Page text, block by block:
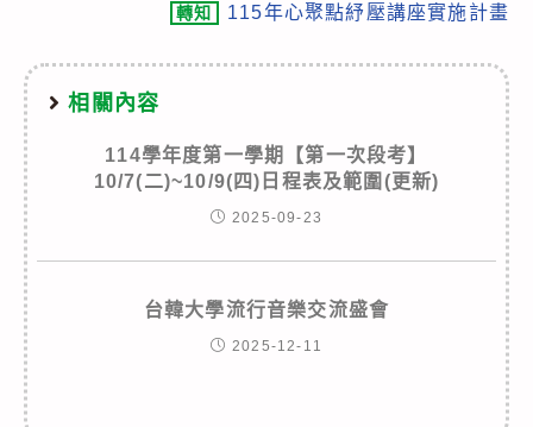
轉知 115年心聚點紓壓講座實施計畫
相關內容
114學年度第一學期【第一次段考】
10/7(二)~10/9(四)日程表及範圍(更新)
2025-09-23
台韓大學流行音樂交流盛會
2025-12-11